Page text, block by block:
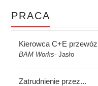
PRACA
Kierowca C+E
BAM Works-Jasło
Zatrudnienie przez...